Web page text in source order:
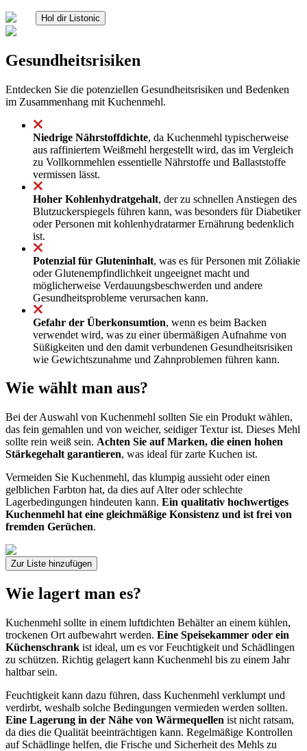
Hol dir Listonic
Gesundheitsrisiken
Entdecken Sie die potenziellen Gesundheitsrisiken und Bedenken
im Zusammenhang mit Kuchenmehl.
Niedrige Nährstoffdichte, da Kuchenmehl typischerweise
aus raffiniertem Weißmehl hergestellt wird, das im Vergleich
zu Vollkornmehlen essentielle Nährstoffe und Ballaststoffe
vermissen lässt.
Hoher Kohlenhydratgehalt, der zu schnellen Anstiegen des
Blutzuckerspiegels führen kann, was besonders für Diabetiker
oder Personen mit kohlenhydratarmer Ernährung bedenklich
ist.
Potenzial für Gluteninhalt, was es für Personen mit Zöliakie
oder Glutenempfindlichkeit ungeeignet macht und
möglicherweise Verdauungsbeschwerden und andere
Gesundheitsprobleme verursachen kann.
Gefahr der Überkonsumtion, wenn es beim Backen
verwendet wird, was zu einer übermäßigen Aufnahme von
Süßigkeiten und den damit verbundenen Gesundheitsrisiken
wie Gewichtszunahme und Zahnproblemen führen kann.
Wie wählt man aus?
Bei der Auswahl von Kuchenmehl sollten Sie ein Produkt wählen,
das fein gemahlen und von weicher, seidiger Textur ist. Dieses Mehl
sollte rein weiß sein. Achten Sie auf Marken, die einen hohen
Stärkegehalt garantieren, was ideal für zarte Kuchen ist.
Vermeiden Sie Kuchenmehl, das klumpig aussieht oder einen
gelblichen Farbton hat, da dies auf Alter oder schlechte
Lagerbedingungen hindeuten kann. Ein qualitativ hochwertiges
Kuchenmehl hat eine gleichmäßige Konsistenz und ist frei von
fremden Gerüchen.
Zur Liste hinzufügen
Wie lagert man es?
Kuchenmehl sollte in einem luftdichten Behälter an einem kühlen,
trockenen Ort aufbewahrt werden. Eine Speisekammer oder ein
Küchenschrank ist ideal, um es vor Feuchtigkeit und Schädlingen
zu schützen. Richtig gelagert kann Kuchenmehl bis zu einem Jahr
haltbar sein.
Feuchtigkeit kann dazu führen, dass Kuchenmehl verklumpt und
verdirbt, weshalb solche Bedingungen vermieden werden sollten.
Eine Lagerung in der Nähe von Wärmequellen ist nicht ratsam,
da dies die Qualität beeinträchtigen kann. Regelmäßige Kontrollen
auf Schädlinge helfen, die Frische und Sicherheit des Mehls zu